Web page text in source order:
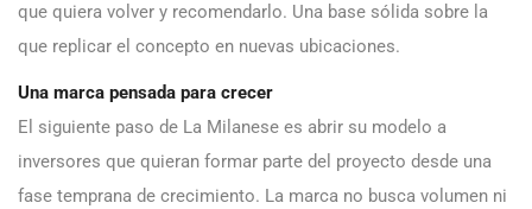
que quiera volver y recomendarlo. Una base sólida sobre la
que replicar el concepto en nuevas ubicaciones.
Una marca pensada para crecer
El siguiente paso de La Milanese es abrir su modelo a
inversores que quieran formar parte del proyecto desde una
fase temprana de crecimiento. La marca no busca volumen ni